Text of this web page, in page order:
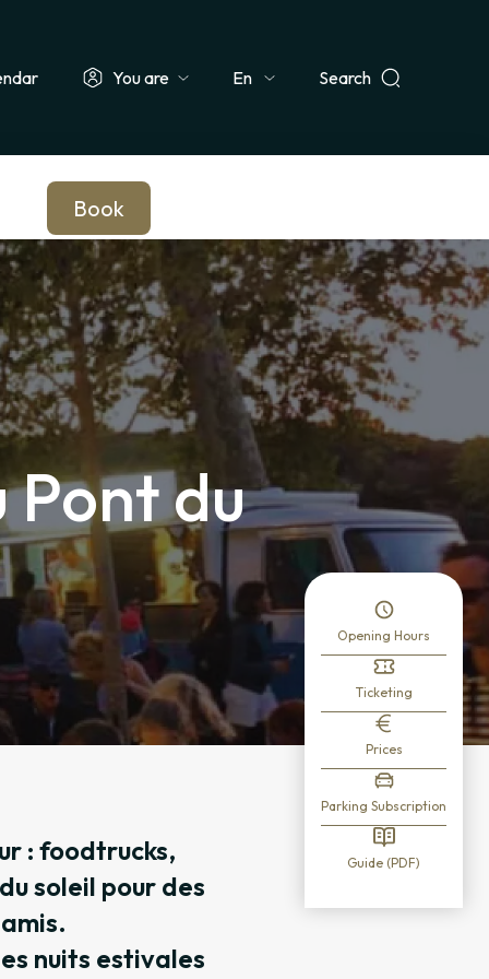
You are
Select
Search
Book
Pont du
: foodtrucks,
soleil pour des
nuits estivales
Opening Hours
Ticketing
Prices
Parking Subscription
Guide (PDF)